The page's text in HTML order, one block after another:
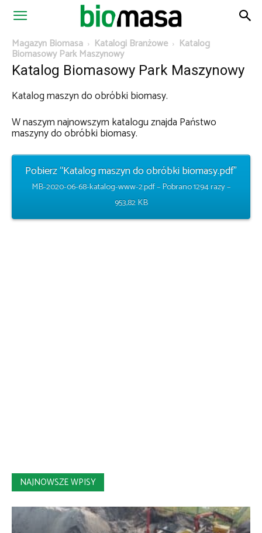
Magazyn
Biomasa
Magazyn Biomasa Katalogi Branżowe Katalog
Biomasowy Park Maszynowy
Katalog Biomasowy Park Maszynowy
Katalog maszyn do obróbki biomasy.
W naszym najnowszym katalogu znajda Państwo
maszyny do obróbki biomasy.
Pobierz “Katalog maszyn do obróbki biomasy.pdf”
MB-2020-06-68-katalog-www-2.pdf – Pobrano 1294 razy –
953,82 KB
NAJNOWSZE WPISY